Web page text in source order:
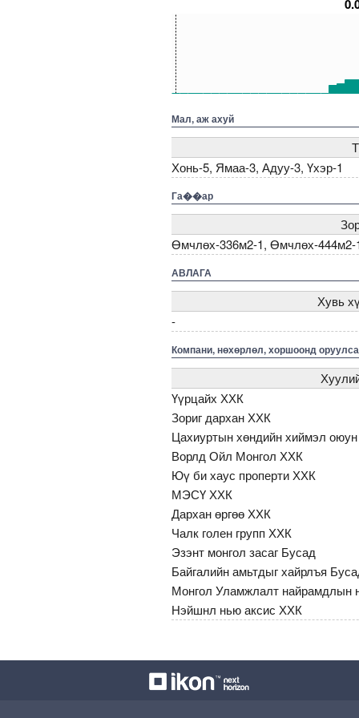
Мал, аж ахуй
Хонь-5, Ямаа-3, Адуу-3, Үхэр-1
Га��ар
Өмчлөх-336м2-1, Өмчлөх-444м2-
АВЛАГА
Хувь
-
Компани, нөхөрлөл, хоршоонд
Үүрцайх ХХК
Зориг дархан ХХК
Цахиуртын хөндийн хиймэл
Ворлд Ойл Монгол ХХК
Юү би хаус проперти ХХК
МЭСҮ ХХК
Дархан өргөө ХХК
Чалк голен групп ХХК
Эзэнт монгол засаг Бусад
Байгалийн амьтдыг хайрлъя
Монгол Уламжлалт найрамдлын
Нэйшнл нью аксис ХХК